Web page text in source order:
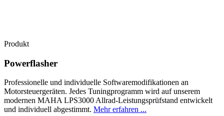
Produkt
Powerflasher
Professionelle und individuelle Softwaremodifikationen an
Motorsteuergeräten. Jedes Tuningprogramm wird auf unserem
modernen MAHA LPS3000 Allrad-Leistungsprüfstand entwickelt
und individuell abgestimmt. Mehr erfahren ...